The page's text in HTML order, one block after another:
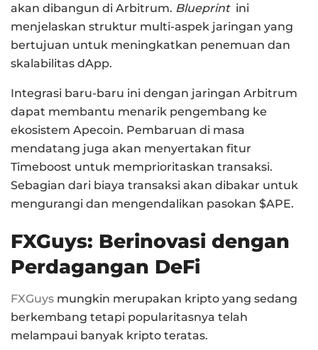
akan dibangun di Arbitrum. Blueprint ini
menjelaskan struktur multi-aspek jaringan yang
bertujuan untuk meningkatkan penemuan dan
skalabilitas dApp.
Integrasi baru-baru ini dengan jaringan Arbitrum
dapat membantu menarik pengembang ke
ekosistem Apecoin. Pembaruan di masa
mendatang juga akan menyertakan fitur
Timeboost untuk memprioritaskan transaksi.
Sebagian dari biaya transaksi akan dibakar untuk
mengurangi dan mengendalikan pasokan $APE.
FXGuys: Berinovasi dengan
Perdagangan DeFi
FXGuys mungkin merupakan kripto yang sedang
berkembang tetapi popularitasnya telah
melampaui banyak kripto teratas.